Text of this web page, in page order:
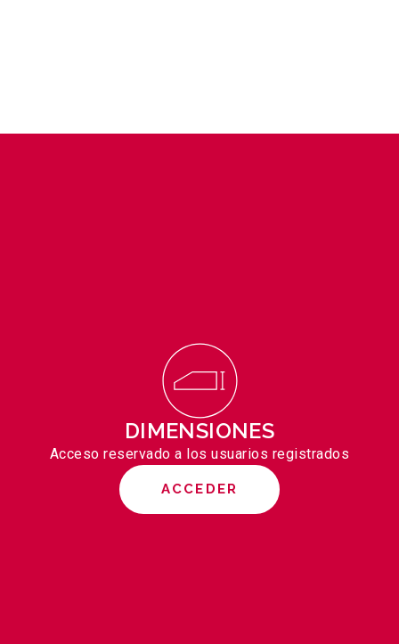
DIMENSIONES
Acceso reservado a los usuarios registrados
ACCEDER